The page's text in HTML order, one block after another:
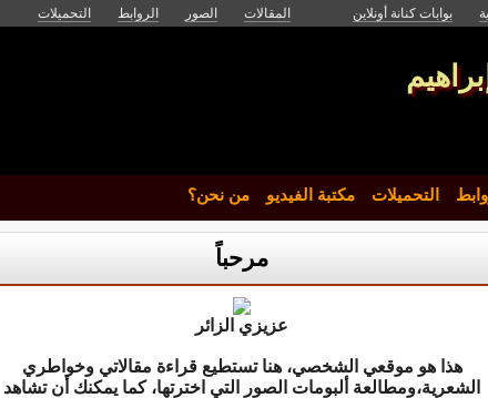
بوابات كنانة أونلاين المقالات الصور الروابط التحميلات
التحميلات مكتبة الفيديو من نحن؟
مرحباً
عزيزي الزائر
هذا هو موقعي الشخصي، هنا تستطيع قراءة مقالاتي وخواطري
الشعرية،ومطالعة ألبومات الصور التي اخترتها، كما يمكنك أن تشاهد